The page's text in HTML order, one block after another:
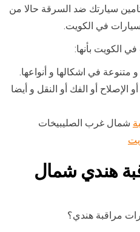
سيارتك ضد السرقة حالا من
في الكويت.
الكويت بأنها:
في اشكالها و أنواعها.
الإصلاح أو الفك أو النقل و أيضا
شمال غرب الصليبيخات
هندي شمال
مراقبة هندي؟